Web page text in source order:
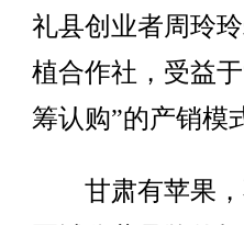
礼县创业者周玲
植合作社，受益
筹认购”的产销模
甘肃有苹果，